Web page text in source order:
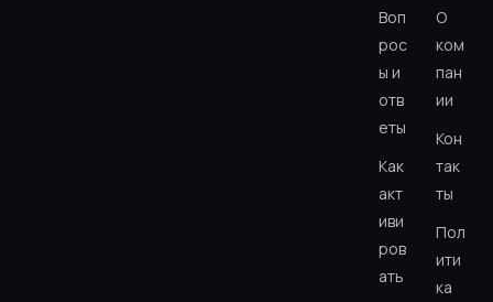
Воп
рос
ы и
отв
еты
Как
акт
иви
ров
ать
О
ком
пан
ии
Кон
так
ты
Пол
ити
ка